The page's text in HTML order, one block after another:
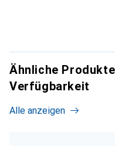
Ähnliche
Verfügbarkeit
Alle anzeigen